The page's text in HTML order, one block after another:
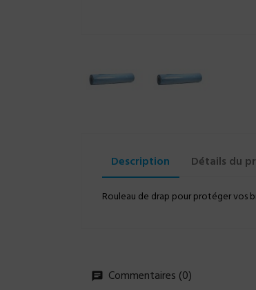
Description Détails du
Rouleau de drap pour protéger vos
Commentaires (0)